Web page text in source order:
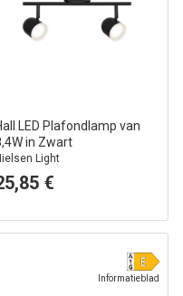
LED Plafondlamp van
in Zwart
Light
€
Informatieblad